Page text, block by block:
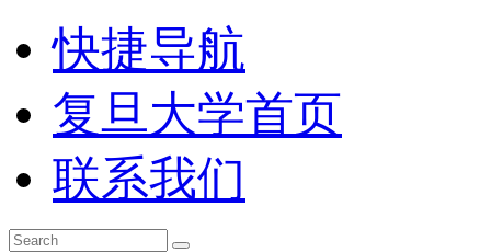
快捷导航
复旦大学首页
联系我们